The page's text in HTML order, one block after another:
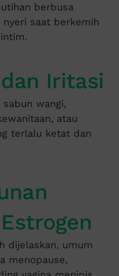
berbusa
nyeri saat berkemih
Iritasi
sabun wangi,
atau
terlalu ketat dan
dijelaskan, umum
menopause,